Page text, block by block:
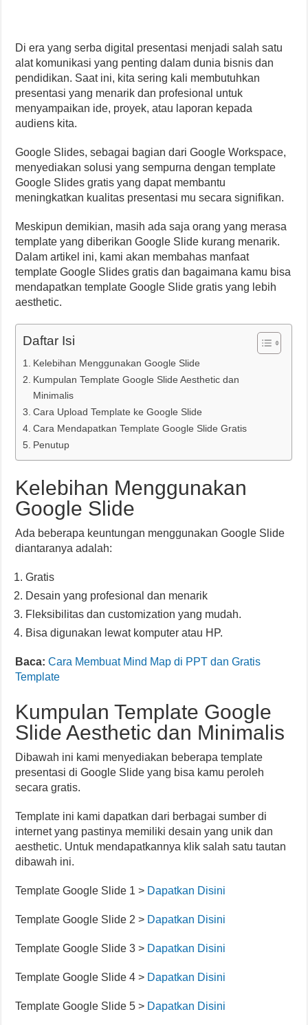
Di era yang serba digital presentasi menjadi salah satu
alat komunikasi yang penting dalam dunia bisnis dan
pendidikan. Saat ini, kita sering kali membutuhkan
presentasi yang menarik dan profesional untuk
menyampaikan ide, proyek, atau laporan kepada
audiens kita.
Google Slides, sebagai bagian dari Google Workspace,
menyediakan solusi yang sempurna dengan template
Google Slides gratis yang dapat membantu
meningkatkan kualitas presentasi mu secara signifikan.
Meskipun demikian, masih ada saja orang yang merasa
template yang diberikan Google Slide kurang menarik.
Dalam artikel ini, kami akan membahas manfaat
template Google Slides gratis dan bagaimana kamu bisa
mendapatkan template Google Slide gratis yang lebih
aesthetic.
Daftar Isi
Kelebihan Menggunakan Google Slide
Kumpulan Template Google Slide Aesthetic dan
Minimalis
Cara Upload Template ke Google Slide
Cara Mendapatkan Template Google Slide Gratis
Penutup
Kelebihan Menggunakan
Google Slide
Ada beberapa keuntungan menggunakan Google Slide
diantaranya adalah:
Gratis
Desain yang profesional dan menarik
Fleksibilitas dan customization yang mudah.
Bisa digunakan lewat komputer atau HP.
Baca:Cara Membuat Mind Map di PPT dan Gratis
Template
Kumpulan Template Google
Slide Aesthetic dan Minimalis
Dibawah ini kami menyediakan beberapa template
presentasi di Google Slide yang bisa kamu peroleh
secara gratis.
Template ini kami dapatkan dari berbagai sumber di
internet yang pastinya memiliki desain yang unik dan
aesthetic. Untuk mendapatkannya klik salah satu tautan
dibawah ini.
Template Google Slide 1 > Dapatkan Disini
Template Google Slide 2 > Dapatkan Disini
Template Google Slide 3 > Dapatkan Disini
Template Google Slide 4 > Dapatkan Disini
Template Google Slide 5 > Dapatkan Disini